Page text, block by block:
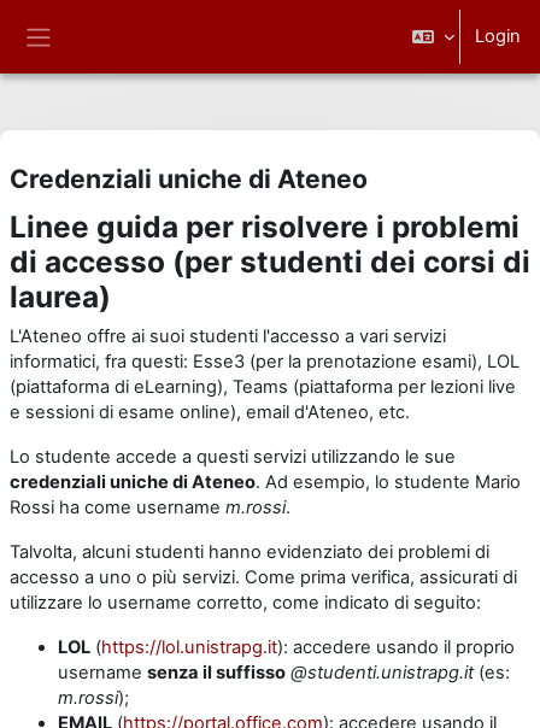
Login
Credenziali uniche di Ateneo
Linee guida per risolvere i problemi
di accesso (per studenti dei corsi di
laurea)
L'Ateneo offre ai suoi studenti l'accesso a vari servizi
informatici, fra questi: Esse3 (per la prenotazione esami), LOL
(piattaforma di eLearning), Teams (piattaforma per lezioni live
e sessioni di esame online), email d'Ateneo, etc.
Lo studente accede a questi servizi utilizzando le sue
credenziali uniche di Ateneo. Ad esempio, lo studente Mario
Rossi ha come username m.rossi.
Talvolta, alcuni studenti hanno evidenziato dei problemi di
accesso a uno o più servizi. Come prima verifica, assicurati di
utilizzare lo username corretto, come indicato di seguito:
LOL (https://lol.unistrapg.it): accedere usando il proprio
username senza il suffisso @studenti.unistrapg.it(es:
m.rossi);
EMAIL (https://portal.office.com): accedere usando il